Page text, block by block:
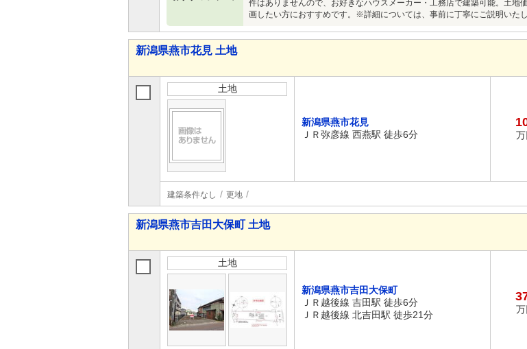
件はありませんので、お好きなハウスメーカー・工務店で建築可能。土
画したい方におすすめです。※詳細については、事前に丁寧にご説明いた
新潟県燕市花見 土地
土地
新潟県燕市花見
ＪＲ弥彦線 西燕駅 徒歩6分
万
建築条件なし 更地
新潟県燕市吉田大保町 土地
土地
新潟県燕市吉田大保町
ＪＲ越後線 吉田駅 徒歩6分
ＪＲ越後線 北吉田駅 徒歩21分
万